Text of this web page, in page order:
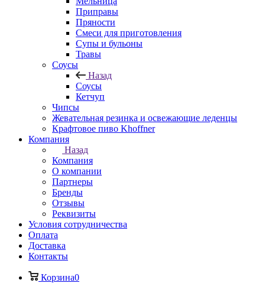
Приправы
Пряности
Смеси для приготовления
Супы и бульоны
Травы
Соусы
Назад
Соусы
Кетчуп
Чипсы
Жевательная резинка и освежающие леденцы
Крафтовое пиво Khoffner
Компания
Назад
Компания
О компании
Партнеры
Бренды
Отзывы
Реквизиты
Условия сотрудничества
Оплата
Доставка
Контакты
Корзина0